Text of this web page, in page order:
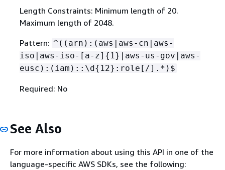
Length Constraints: Minimum length of 20.
Maximum length of 2048.
Pattern: ^((arn):(aws|aws-cn|aws-
iso|aws-iso-[a-z] { 1}|aws-us-gov|aws-
eusc):(iam)::\d{ 12}:role[/].*)$
Required: No
See Also
For more information about using this API in one of the
language-specific AWS SDKs, see the following: